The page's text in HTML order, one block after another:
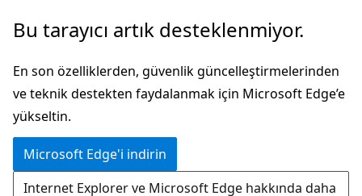
Ana
atla
Sayfa
gezintiye
atla
Bu tarayıcı artık desteklenmiyor.
En son özelliklerden, güvenlik güncelleştirmelerinden
ve teknik destekten faydalanmak için Microsoft Edge’e
yükseltin.
Microsoft Edge'i indirin
Internet Explorer ve Microsoft Edge hakkında daha